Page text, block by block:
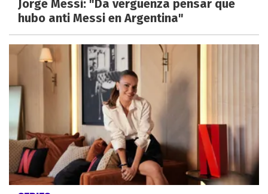
Jorge Messi: "Da vergüenza pensar que
hubo anti Messi en Argentina"